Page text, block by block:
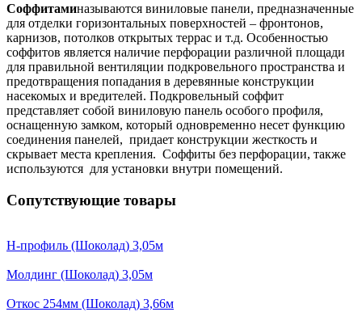
Соффитаминазываются виниловые панели, предназначенные
для отделки горизонтальных поверхностей – фронтонов,
карнизов, потолков открытых террас и т.д. Особенностью
соффитов является наличие перфорации различной площади
для правильной вентиляции подкровельного пространства и
предотвращения попадания в деревянные конструкции
насекомых и вредителей. Подкровельный соффит
представляет собой виниловую панель особого профиля,
оснащенную замком, который одновременно несет функцию
соединения панелей, придает конструкции жесткость и
скрывает места крепления. Соффиты без перфорации, также
используются для установки внутри помещений.
Сопутствующие товары
Н-профиль (Шоколад) 3,05м
Молдинг (Шоколад) 3,05м
Откос 254мм (Шоколад) 3,66м